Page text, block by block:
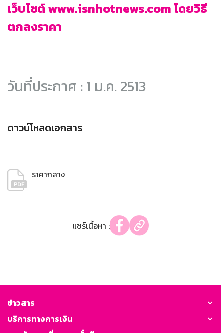
เว็บไซต์ www.isnhotnews.com โดยวิธี
ตกลงราคา
วันที่ประกาศ : 1 ม.ค. 2513
ดาวน์โหลดเอกสาร
ราคากลาง
แชร์เนื้อหา :
ข่าวสาร
บริการทางการเงิน